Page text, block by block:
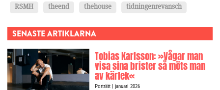
RSMH theend thehouse tidningenrevansch
SENASTE ARTIKLARNA
Tobias Karlsson: »Vågar man
visa sina brister så möts man
av kärlek«
Porträtt| januari 2026